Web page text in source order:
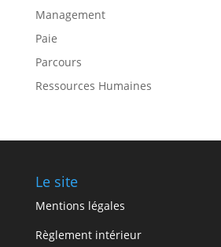
Management
Paie
Parcours
Ressources Humaines
Le site
Mentions légales
Règlement intérieur